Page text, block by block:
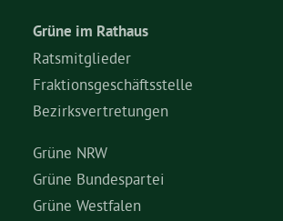
Kontakt
Grüne im Rathaus
Ratsmitglieder
Fraktionsgeschäftsstelle
Bezirksvertretungen
Grüne NRW
Grüne Bundespartei
Grüne Westfalen